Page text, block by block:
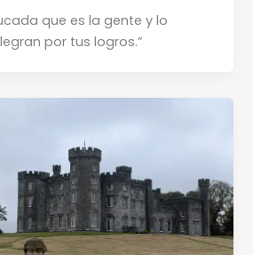
que es la gente y lo
por tus logros.”